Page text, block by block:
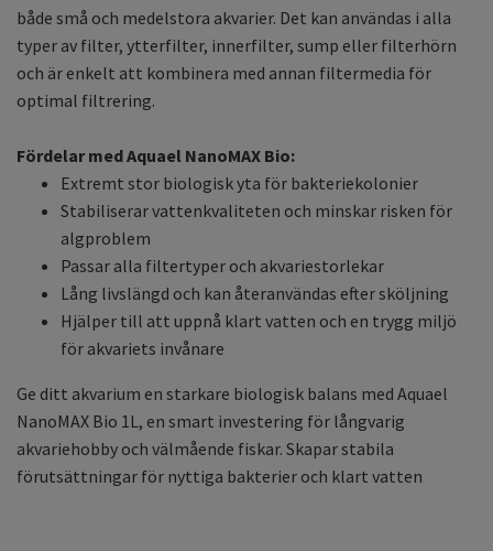
både små och medelstora akvarier. Det kan användas i alla
typer av filter, ytterfilter, innerfilter, sump eller filterhörn
och är enkelt att kombinera med annan filtermedia för
optimal filtrering.
Fördelar med Aquael NanoMAX Bio:
Extremt stor biologisk yta för bakteriekolonier
Stabiliserar vattenkvaliteten och minskar risken för
algproblem
Passar alla filtertyper och akvariestorlekar
Lång livslängd och kan återanvändas efter sköljning
Hjälper till att uppnå klart vatten och en trygg miljö
för akvariets invånare
Ge ditt akvarium en starkare biologisk balans med Aquael
NanoMAX Bio 1L, en smart investering för långvarig
akvariehobby och välmående fiskar. Skapar stabila
förutsättningar för nyttiga bakterier och klart vatten